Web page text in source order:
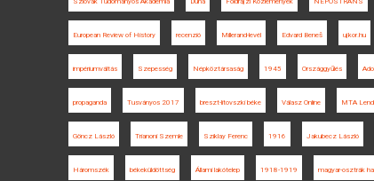
European Review of History recenzió Millerand-levél Edvard Beneš ujkor.hu
impériumváltás Szepesség Népköztársaság 1945 Országgyűlés
propaganda Tusványos 2017 breszt-litovszki béke Válasz Online MTA
Göncz László Trianoni Szemle Sziklay Ferenc 1916 Jakubecz László
Háromszék békeküldöttség Állami lakótelep 1918-1919 magyar-osztrák